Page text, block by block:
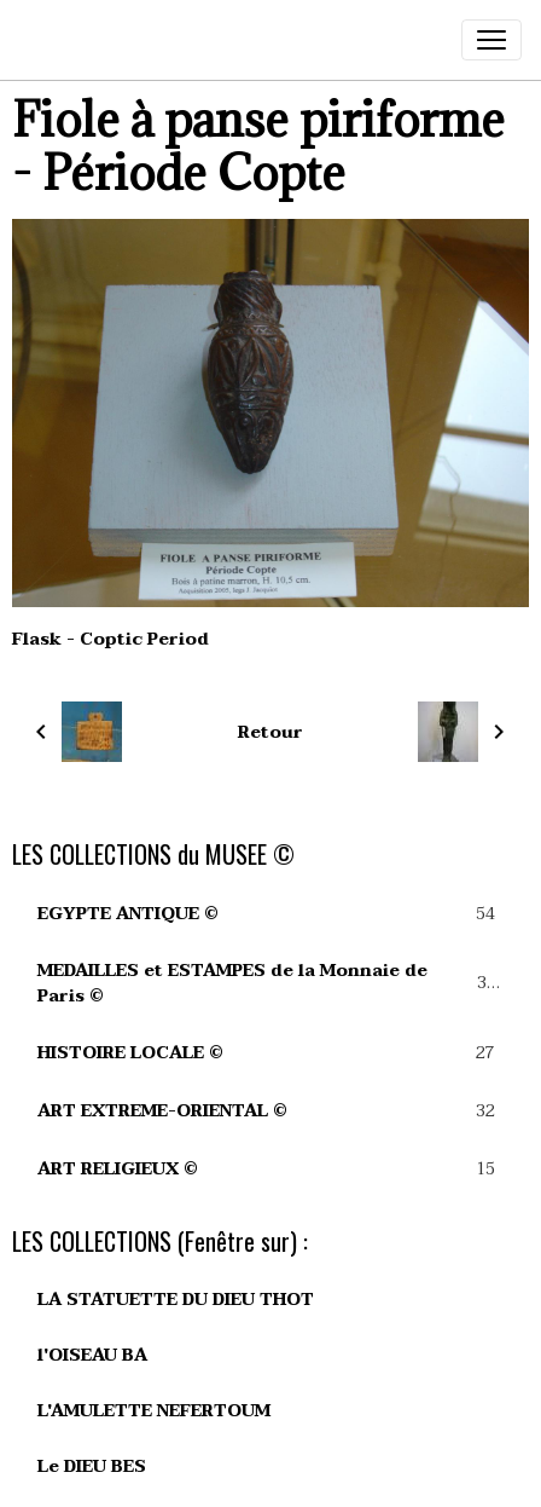
Fiole à panse piriforme
- Période Copte
Flask - Coptic Period
Retour
LES COLLECTIONS du MUSEE ©
EGYPTE ANTIQUE © 54
MEDAILLES et ESTAMPES de la Monnaie de
Paris ©
39
HISTOIRE LOCALE © 27
ART EXTREME-ORIENTAL © 32
ART RELIGIEUX © 15
LES COLLECTIONS (Fenêtre sur) :
LA STATUETTE DU DIEU THOT
l'OISEAU BA
L'AMULETTE NEFERTOUM
Le DIEU BES